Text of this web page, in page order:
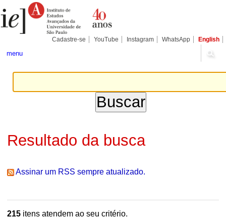
para
conteúdo.
Pessoais
Cadastre-se YouTube Instagram WhatsApp English
menu
Resultado da busca
Assinar um RSS sempre atualizado.
215itens atendem ao seu critério.